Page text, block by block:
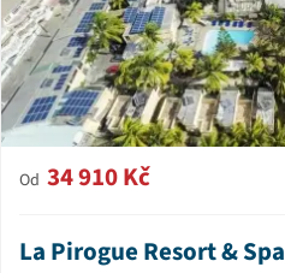
Od 34 910 Kč
La Pirogue Resort & Spa